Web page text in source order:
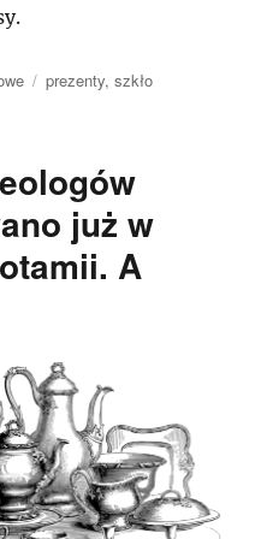
Tagi
prezenty,szkło
już w
A